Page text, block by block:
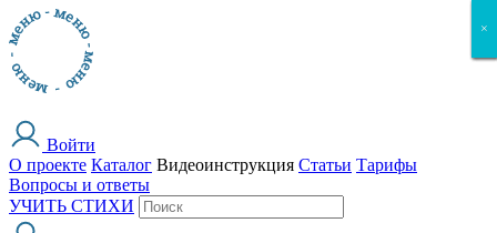
Войти
О проекте Каталог Видеоинструкция Статьи Тарифы
Вопросы и ответы
УЧИТЬ СТИХИ
×
×
×
×
×